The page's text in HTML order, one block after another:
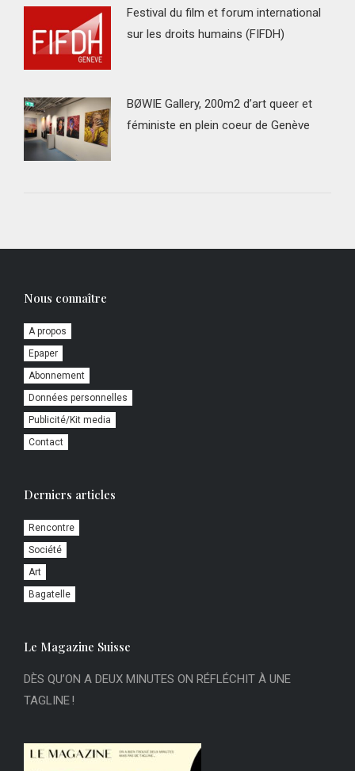
Festival du film et forum international
sur les droits humains (FIFDH)
BØWIE Gallery, 200m2 d’art queer et
féministe en plein coeur de Genève
Nous connaître
A propos
Epaper
Abonnement
Données personnelles
Publicité/Kit media
Contact
Derniers articles
Rencontre
Société
Art
Bagatelle
Le Magazine Suisse
DÈS QU’ON A DEUX MINUTES ON RÉFLÉCHIT À UNE
TAGLINE !